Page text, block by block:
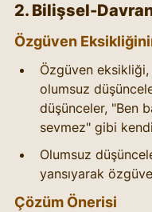
2. Bilişsel-
Özgüven
Özgüven
olumsuz
düşünceler, "Ben
sevmez" gibi
Olumsuz
yansıyarak
Çözüm Önerisi